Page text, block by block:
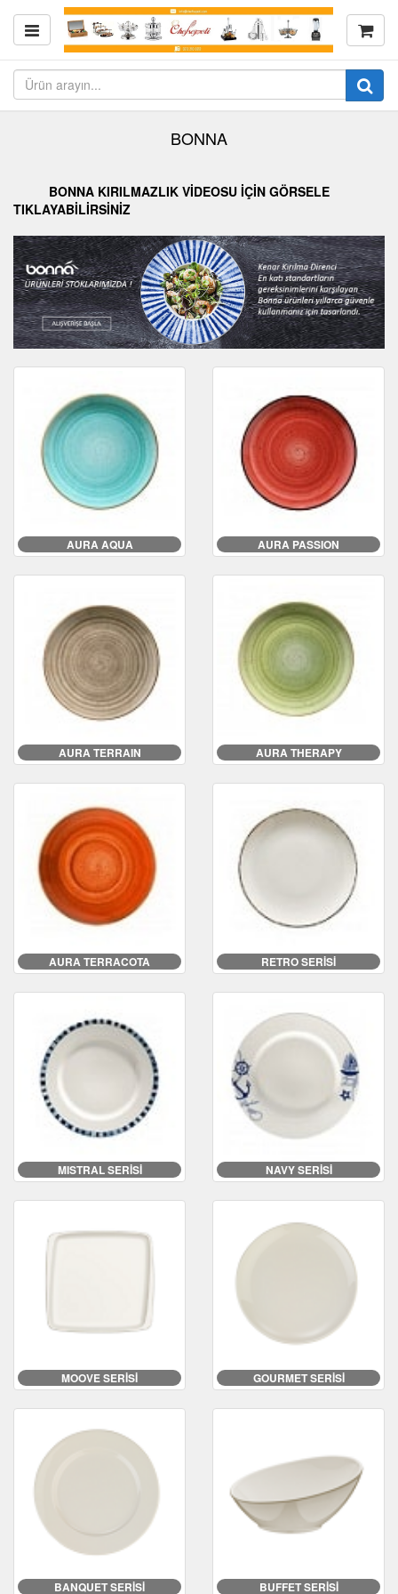
BONNA
BONNA KIRILMAZLIK VİDEOSU İÇİN GÖRSELE
TIKLAYABİLİRSİNİZ
AURA AQUA AURA PASSION
AURA TERRAIN AURA THERAPY
AURA TERRACOTA RETRO SERİSİ
MISTRAL SERİSİ NAVY SERİSİ
MOOVE SERİSİ GOURMET SERİSİ
BANQUET SERİSİ BUFFET SERİSİ